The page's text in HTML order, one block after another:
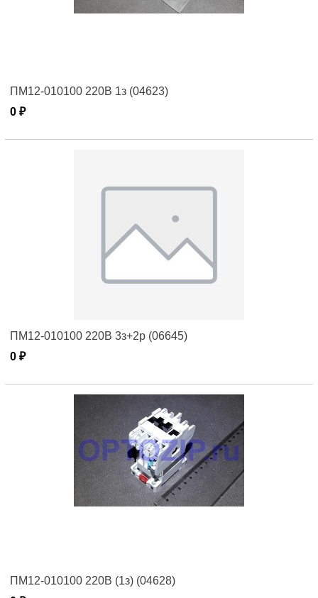
ПМ12-010100 220В 1з (04623)
0 ₽
ПМ12-010100 220В 3з+2р (06645)
0 ₽
ПМ12-010100 220В (1з) (04628)